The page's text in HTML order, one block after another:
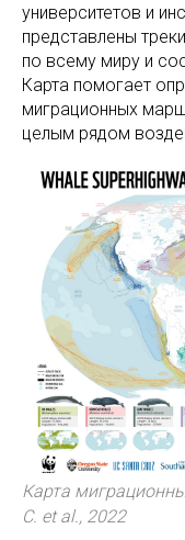
университетов и
представлены
по всему миру и
Карта помогает
миграционных
целым рядом
Карта
C. et al., 2022